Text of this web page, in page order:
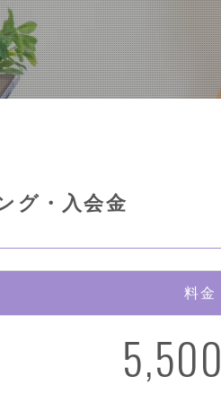
グ・入会金
料金
5,500